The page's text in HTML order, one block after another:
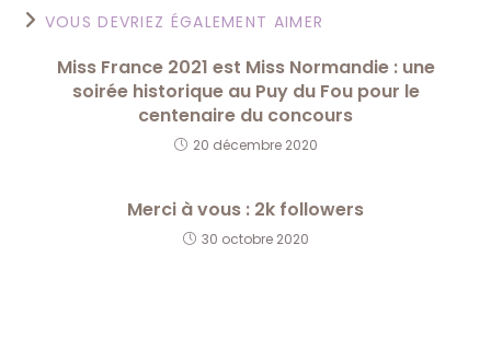
VOUS DEVRIEZ ÉGALEMENT AIMER
Miss France 2021 est Miss Normandie : une
soirée historique au Puy du Fou pour le
centenaire du concours
20 décembre 2020
Merci à vous : 2k followers
30 octobre 2020